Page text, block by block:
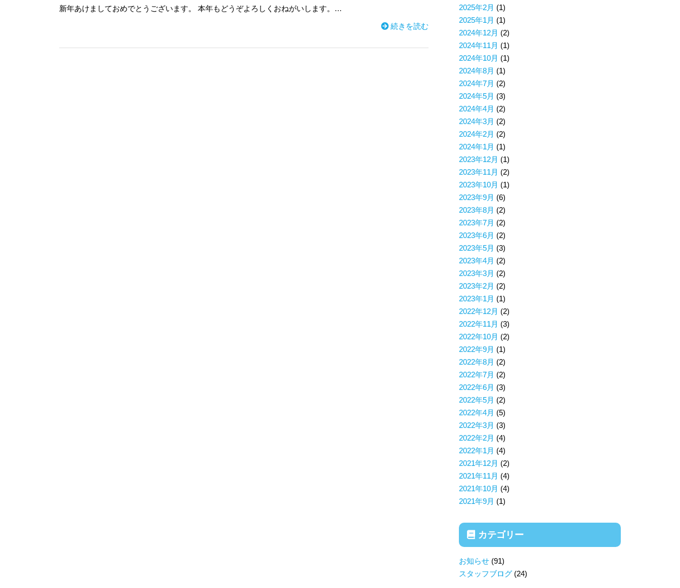
新年あけましておめでとうございます。 本年もどうぞよろしくおねがいします。…
続きを読む
2025年2月 (1)
2025年1月 (1)
2024年12月 (2)
2024年11月 (1)
2024年10月 (1)
2024年8月 (1)
2024年7月 (2)
2024年5月 (3)
2024年4月 (2)
2024年3月 (2)
2024年2月 (2)
2024年1月 (1)
2023年12月 (1)
2023年11月 (2)
2023年10月 (1)
2023年9月 (6)
2023年8月 (2)
2023年7月 (2)
2023年6月 (2)
2023年5月 (3)
2023年4月 (2)
2023年3月 (2)
2023年2月 (2)
2023年1月 (1)
2022年12月 (2)
2022年11月 (3)
2022年10月 (2)
2022年9月 (1)
2022年8月 (2)
2022年7月 (2)
2022年6月 (3)
2022年5月 (2)
2022年4月 (5)
2022年3月 (3)
2022年2月 (4)
2022年1月 (4)
2021年12月 (2)
2021年11月 (4)
2021年10月 (4)
2021年9月 (1)
カテゴリー
お知らせ (91)
スタッフブログ(24)